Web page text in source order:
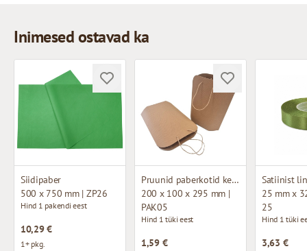
Inimesed ostavad ka
Siidipaber
500 x 750 mm | ZP26
Hind 1 pakendi eest
10,29 €
1+ pkg.
Pruunid paberkotid keeratud käepidemetega
200 x 100 x 295 mm |
PAK05
Hind 1 tüki eest
1,59 €
Satiinist
25 mm x
25
Hind 1 tüki
3,63 €